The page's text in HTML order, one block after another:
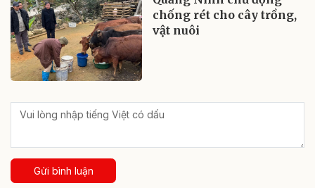
chống rét cho cây trồng,
vật nuôi
Gửi bình luận